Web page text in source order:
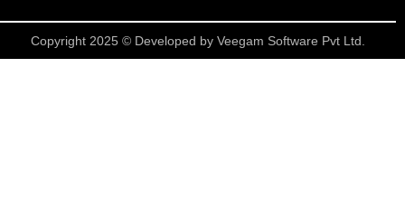
Copyright 2025 © Developed by Veegam Software Pvt Ltd.